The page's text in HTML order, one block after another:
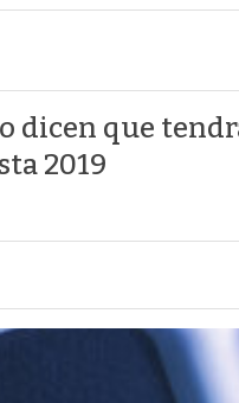
dicen que
2019